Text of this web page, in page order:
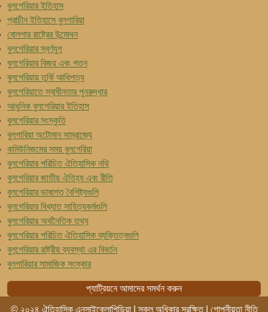
বুলগেরিয়ার ইতিহাস
প্রাচীন ইতিহাসে বুলগারিয়া
বোলগার রাষ্ট্রের উন্মোধন
বুলগেরিয়ার স্বর্ণযুগ
বুলগেরিয়ার বিজয় এবং পতন
বুলগেরিয়ায় তুর্কি আধিপত্য
বুলগেরিয়াতে স্বাধীনতার পুনরুদ্ধার
আধুনিক বুলগেরিয়ার ইতিহাস
বুলগেরিয়ার সংস্কৃতি
বুলগারিয়া অটোমান সাম্রাজ্যে
কমিউনিজমের সময় বুলগেরিয়া
বুলগেরিয়ার পরিচিত ঐতিহাসিক নথি
বুলগেরিয়ার জাতীয় ঐতিহ্য এবং রীতি
বুলগেরিয়ার ভাষাগত বৈশিষ্ট্যগুলি
বুলগেরিয়ার বিখ্যাত সাহিত্যকর্মগুলি
বুলগেরিয়ার অর্থনৈতিক তথ্য
বুলগেরিয়ার পরিচিত ঐতিহাসিক ব্যক্তিত্বগুলি
বুলগেরিয়ার রাষ্ট্রীয় ব্যবস্থা এর বিবর্তন
বুলগারিয়ার সামাজিক সংস্কার
প্যাট্রিয়নে আমাদের সমর্থন করুন
© ২০২৪ ঐতিহাসিক এনসাইক্লোপিডিয়া | সকল অধিকার সুরক্ষিত | গোপনীয়তা নীতি